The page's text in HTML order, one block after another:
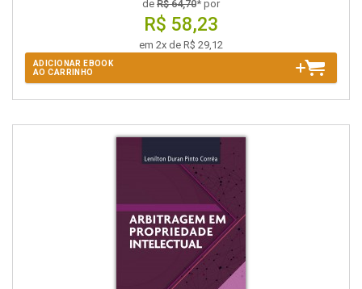
de R$ 64,70* por
R$ 58,23
em 2x de R$ 29,12
ADICIONAR EBOOK
AO CARRINHO